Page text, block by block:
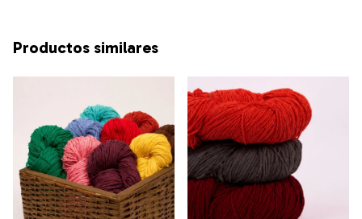
Productos similares